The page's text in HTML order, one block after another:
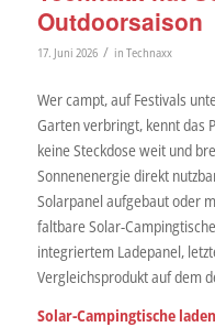
Outdoorsaison
17. Juni 2026 / in Technaxx
Wer campt, auf Festivals
Garten verbringt, kennt das
keine Steckdose weit und
Sonnenenergie direkt
Solarpanel aufgebaut oder
faltbare Solar-
integriertem Ladepanel,
Vergleichsprodukt auf dem
Solar-Campingtische